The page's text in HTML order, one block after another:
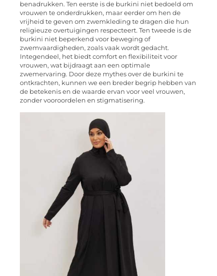
benadrukken. Ten eerste is de burkini niet bedoeld om
vrouwen te onderdrukken, maar eerder om hen de
vrijheid te geven om zwemkleding te dragen die hun
religieuze overtuigingen respecteert. Ten tweede is de
burkini niet beperkend voor beweging of
zwemvaardigheden, zoals vaak wordt gedacht.
Integendeel, het biedt comfort en flexibiliteit voor
vrouwen, wat bijdraagt aan een optimale
zwemervaring. Door deze mythes over de burkini te
ontkrachten, kunnen we een breder begrip hebben van
de betekenis en de waarde ervan voor veel vrouwen,
zonder vooroordelen en stigmatisering.